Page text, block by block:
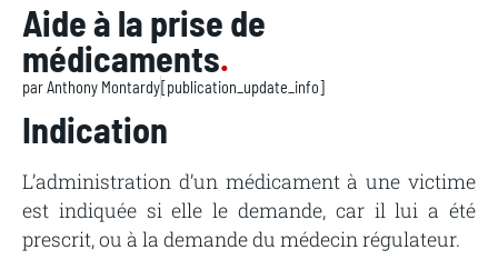
Aide à la prise de
médicaments.
parAnthony Montardy[publication_update_info]
Indication
L’administration d’un médicament à une victime
est indiquée si elle le demande, car il lui a été
prescrit, ou à la demande du médecin régulateur.